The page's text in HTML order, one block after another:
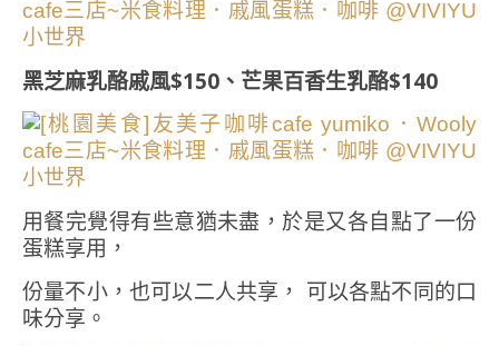
黑芝麻乳酪戚風$150、芒果百香生乳酪$140
用餐完覺得有些意猶未盡，於是又各自點了一份
蛋糕享用，
份量不小，也可以二人共享， 可以各點不同的口
味分享。